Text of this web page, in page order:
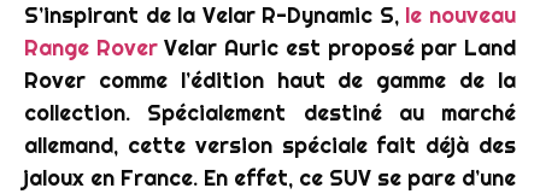
S’inspirant de la Velar R-Dynamic S, le nouveau
Range RoverVelar Auric est proposé par Land
Rover comme l’édition haut de gamme de la
collection. Spécialement destiné au marché
allemand, cette version spéciale fait déjà des
jaloux en France. En effet, ce SUV se pare d’une